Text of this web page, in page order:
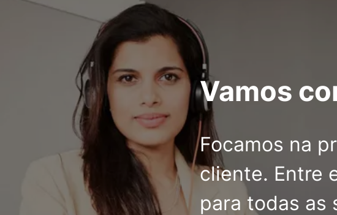
Vamos
Focamos na
cliente. Entre
para todas as